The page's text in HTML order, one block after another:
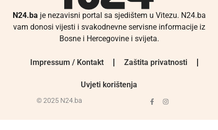
N24.ba je nezavisni portal sa sjedištem u Vitezu. N24.ba
vam donosi vijesti i svakodnevne servisne informacije iz
Bosne i Hercegovine i svijeta.
Impressum / Kontakt Zaštita privatnosti
Uvjeti korištenja
© 2025 N24.ba